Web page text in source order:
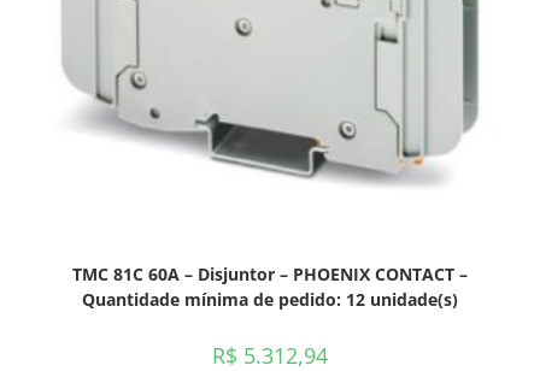
TMC 81C 60A – Disjuntor – PHOENIX CONTACT –
Quantidade mínima de pedido: 12 unidade(s)
R$ 5.312,94